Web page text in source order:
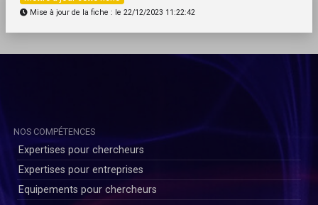
Mise à jour de la fiche : le 22/12/2023 11:22:42
NOS COMPÉTENCES
Expertises pour chercheurs
Expertises pour entreprises
Equipements pour chercheurs